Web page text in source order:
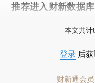
推荐进入 财新数据库
本文共计
登录 后
财新通会员